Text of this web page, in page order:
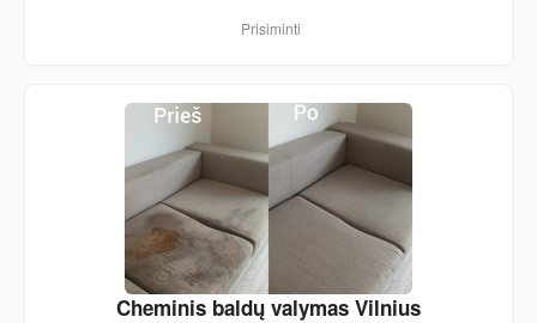
Prisiminti
Cheminis baldų valymas Vilnius